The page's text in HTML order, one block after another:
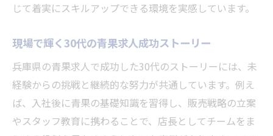
じて着実にスキルアップできる環境を実感しています。
現場で輝く30代の青果求人成功ストーリー
兵庫県の青果求人で成功した30代のストーリーには、未
経験からの挑戦と継続的な努力が共通しています。例え
ば、入社後に青果の基礎知識を習得し、販売戦略の立案
やスタッフ教育に携わることで、店長としてチームをま